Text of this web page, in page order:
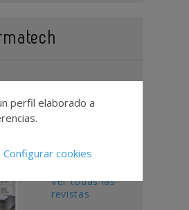
Publicidad
Editorial
Ver todas las
revistas
perfil elaborado a
Configurar cookies